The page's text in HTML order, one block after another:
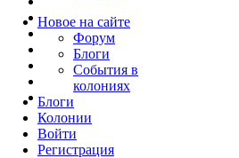
Новое на сайте
Форум
Блоги
События в
колониях
Блоги
Колонии
Войти
Peгиcтpaция